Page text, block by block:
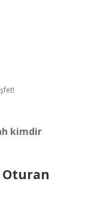
kimdir
Oturan